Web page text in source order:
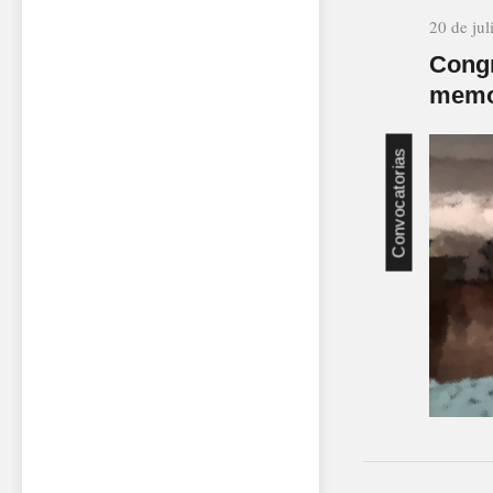
20 de
Convocatorias